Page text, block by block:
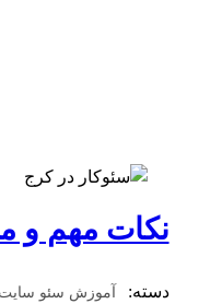
نکات مهم و
دسته: آموزش سئو